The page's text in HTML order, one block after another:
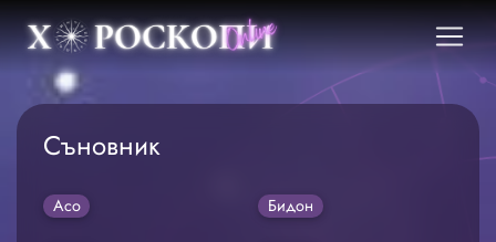
Съновник
Асо Бидон